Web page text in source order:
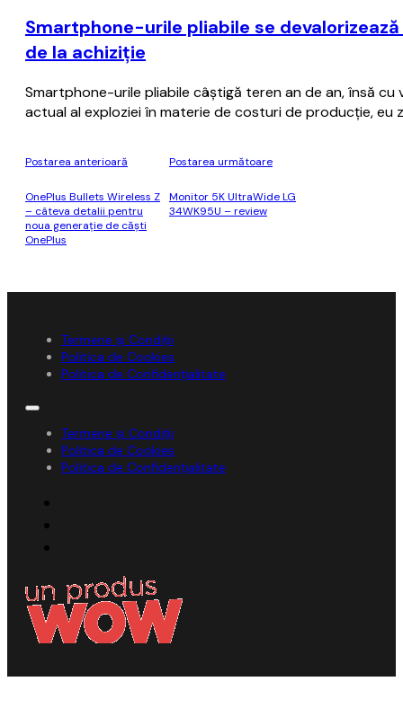
Smartphone-urile pliabile se
de la achiziţie
Smartphone-urile pliabile câştigă teren an de an, însă
actual al exploziei în materie de costuri de producţie,
Postarea anterioară
OnePlus Bullets Wireless Z
– câteva detalii pentru
noua generaţie de căşti
OnePlus
Postarea următoare
Monitor 5K UltraWide LG
34WK95U – review
Termene și Condiții
Politica de Cookies
Politica de Confidențialitate
Termene și Condiții
Politica de Cookies
Politica de Confidențialitate